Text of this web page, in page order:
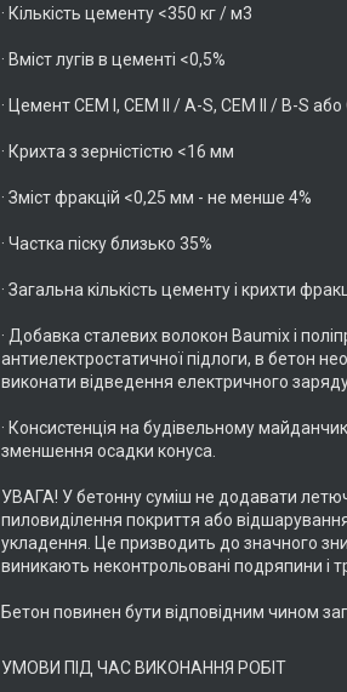
· Кількість цементу <350 кг / м3
· Вміст лугів в цементі <0,5%
· Цемент CEM I, CEM ll / A-S, CEM ll / B-S
· Крихта з зерністістю <16 мм
· Зміст фракцій <0,25 мм - не менше 4%
· Частка піску близько 35%
· Загальна кількість цементу і крихти
· Добавка сталевих волокон Baumix і
антиелектростатичної підлоги, в бетон
виконати відведення електричного
· Консистенція на будівельному
зменшення осадки конуса.
УВАГА! У бетонну суміш не додавати
пиловиділення покриття або
укладення. Це призводить до значного
виникають неконтрольовані подряпини і
Бетон повинен бути відповідним чином
УМОВИ ПІД ЧАС ВИКОНАННЯ РОБІТ